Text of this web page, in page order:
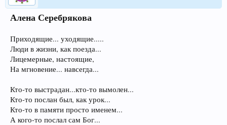
Алена Серебрякова
Приходящие... уходящие.....
Люди в жизни, как поезда...
Лицемерные, настоящие,
На мгновение... навсегда...
Кто-то выстрадан...кто-то вымолен...
Кто-то послан был, как урок...
Кто-то в памяти просто именем...
А кого-то послал сам Бог...